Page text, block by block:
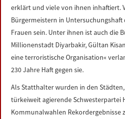
erklärt und viele von ihnen inhaftiert.
Bürgermeistern in
Frauen sein. Unter ihnen ist auch die
Millionenstadt Diyarbakir, Gültan
eine terroristische Organisation«
230 Jahre Haft gegen sie.
Als Statthalter wurden in den
türkeiweit agierende Schwesterpartei
Kommunalwahlen Rekordergebnisse